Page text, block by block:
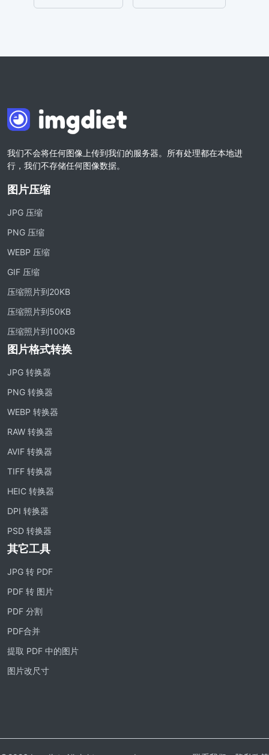
我们不会将任何图像上传到我们的服务器。所有处理都在本地进
行，我们不存储任何图像数据。
图片压缩
JPG 压缩
PNG 压缩
WEBP 压缩
GIF 压缩
压缩照片到20KB
压缩照片到50KB
压缩照片到100KB
图片格式转换
JPG 转换器
PNG 转换器
WEBP 转换器
RAW 转换器
AVIF 转换器
TIFF 转换器
HEIC 转换器
DPI 转换器
PSD 转换器
其它工具
JPG 转 PDF
PDF 转 图片
PDF 分割
PDF合并
提取 PDF 中的图片
图片改尺寸